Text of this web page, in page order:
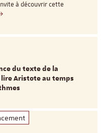
à découvrir cette
du texte de la
Aristote au temps